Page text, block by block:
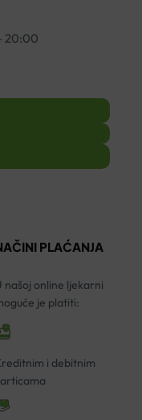
20:00
PLAĆANJA
našoj online ljekarni
je platiti:
i debitnim